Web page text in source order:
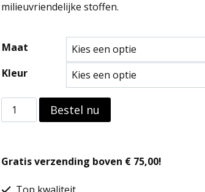
milieuvriendelijke stoffen.
Maat
Kleur
Shopper
van
aantal
Bestel nu
Gratis verzending boven € 75,00!